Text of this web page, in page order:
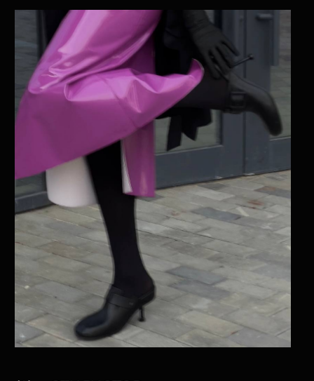
(3)
(6)
(7)
(8)
(9)
(10)
СТИЛИСТОВ
ДИЗАЙНЕРОВ
МЕРЧАНДАЙЗЕРОВ
ПРОДАВЦОВ-КОНСУЛЬТАНТОВ
АРТ-ДИРЕКТОРОВ
МАРКЕТОЛОГОВ
ФОТОГРАФОВ
КОПИРАЙТЕРОВ
КОНТЕНТ-МЕНЕДЖЕРОВ
EVENT-МЕНЕДЖЕРОВ
Для всех тех, кто хочет получить углубленные
знания по формированию ДНК брендов и, как